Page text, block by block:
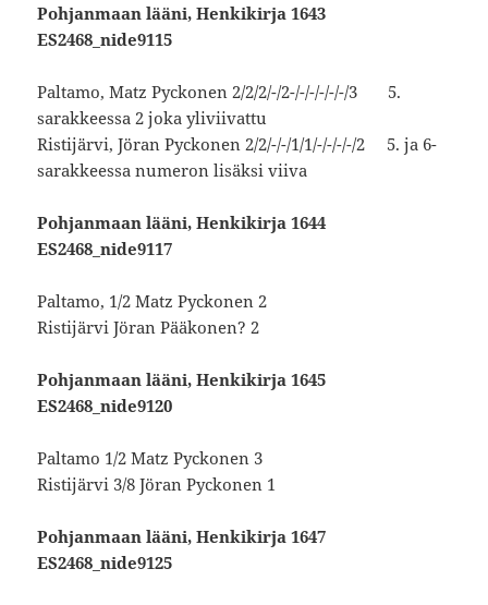
Pohjanmaan lääni, Henkikirja 1643
ES2468_nide9115
Paltamo, Matz Pyckonen 2/2/2/-/2-/-/-/-/-/-/3 5.
sarakkeessa 2 joka yliviivattu
Ristijärvi, Jöran Pyckonen 2/2/-/-/1/1/-/-/-/-/2 5. ja 6-
sarakkeessa numeron lisäksi viiva
Pohjanmaan lääni, Henkikirja 1644
ES2468_nide9117
Paltamo, 1/2 Matz Pyckonen 2
Ristijärvi Jöran Pääkonen? 2
Pohjanmaan lääni, Henkikirja 1645
ES2468_nide9120
Paltamo 1/2 Matz Pyckonen 3
Ristijärvi 3/8 Jöran Pyckonen 1
Pohjanmaan lääni, Henkikirja 1647
ES2468_nide9125